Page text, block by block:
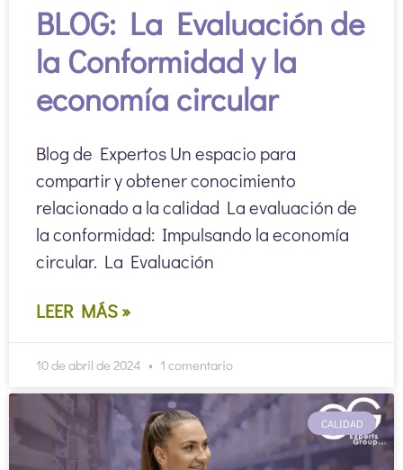
BLOG: La Evaluación de
la Conformidad y la
economía circular
Blog de Expertos Un espacio para
compartir y obtener conocimiento
relacionado a la calidad La evaluación de
la conformidad: Impulsando la economía
circular. La Evaluación
LEER MÁS »
10 de abril de 2024 1 comentario
CALIDAD